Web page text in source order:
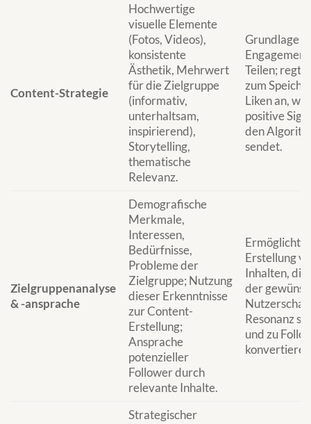
Content-Strategie
Hochwertige
visuelle Elemente
(Fotos, Videos),
konsistente
Ästhetik, Mehrwert
für die Zielgruppe
(informativ,
unterhaltsam,
inspirierend),
Storytelling,
thematische
Relevanz.
Grundlage
Teilen; regt
zum
Liken an, was
positive
den
sendet.
Zielgruppenanalyse
& -ansprache
Demografische
Merkmale,
Interessen,
Bedürfnisse,
Probleme der
Zielgruppe; Nutzung
dieser Erkenntnisse
zur Content-
Erstellung;
Ansprache
potenzieller
Follower durch
relevante Inhalte.
Ermöglicht
Erstellung
Inhalten, die
der
Resonanz
und zu
Strategischer